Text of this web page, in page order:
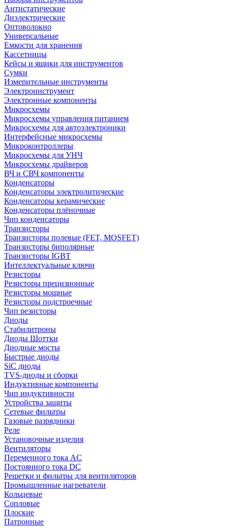
Антистатические
Диэлектрические
Оптоволокно
Универсальные
Емкости для хранения
Кассетницы
Кейсы и ящики для инструментов
Сумки
Измерительные инструменты
Электроинструмент
Электронные компоненты
Микросхемы
Микросхемы управления питанием
Микросхемы для автоэлектроники
Интерфейсные микросхемы
Микроконтроллеры
Микросхемы для УНЧ
Микросхемы драйверов
ВЧ и СВЧ компоненты
Конденсаторы
Конденсаторы электролитические
Конденсаторы керамические
Конденсаторы плёночные
Чип конденсаторы
Транзисторы
Транзисторы полевые (FET, MOSFET)
Транзисторы биполярные
Транзисторы IGBT
Интеллектуальные ключи
Резисторы
Резисторы прецизионные
Резисторы мощные
Резисторы подстроечные
Чип резисторы
Диоды
Стабилитроны
Диоды Шоттки
Диодные мосты
Быстрые диоды
SiC диоды
TVS-диоды и сборки
Индуктивные компоненты
Чип индуктивности
Устройства защиты
Сетевые фильтры
Газовые разрядники
Реле
Установочные изделия
Вентиляторы
Переменного тока AC
Постоянного тока DC
Решетки и фильтры для вентиляторов
Промышленные нагреватели
Кольцевые
Сопловые
Плоские
Патронные